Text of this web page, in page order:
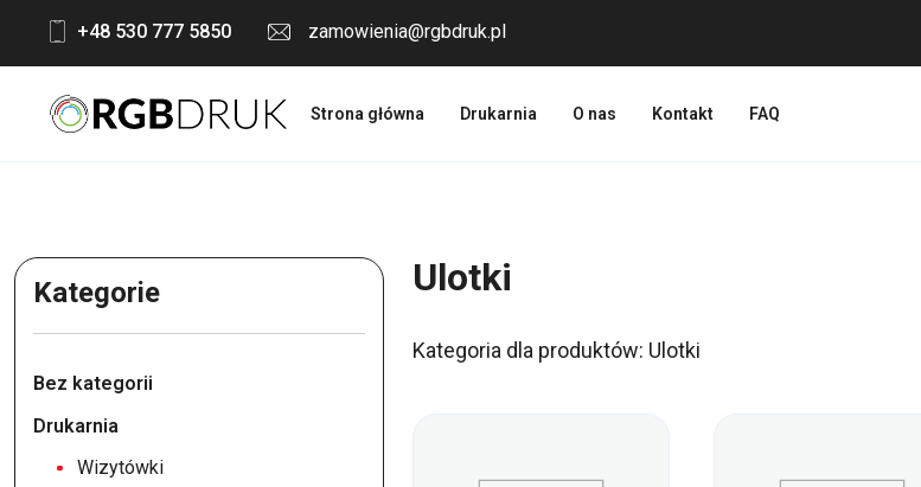
content
+48 530 777 5850 zamowienia@rgbdruk.pl
Strona główna Drukarnia O nas Kontakt FAQ
Kategorie
Bez kategorii
Drukarnia
Wizytówki
Ulotki
Kategoria dla produktów: Ulotki